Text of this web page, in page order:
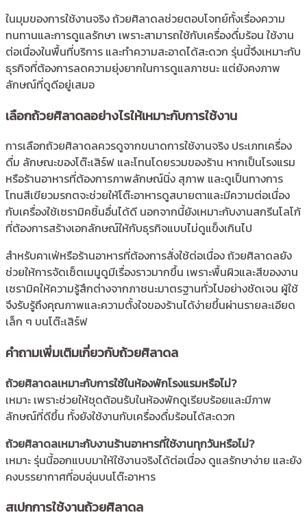
ในมุมของการใช้งานจริง ถ้วยศิลาดลช่วยตอบโจทย์ทั้งเรื่องความ
ทนทานและการดูแลรักษา เพราะสามารถใช้กับเครื่องดื่มร้อน ใช้งาน
ต่อเนื่องในพื้นที่บริการ และทำความสะอาดได้สะดวก รุ่นนี้จึงเหมาะกับ
ธุรกิจที่ต้องการลดความยุ่งยากในการดูแลภาชนะ แต่ยังคงภาพ
ลักษณ์ที่ดูดีอยู่เสมอ
เลือกถ้วยศิลาดลอย่างไรให้เหมาะกับการใช้งาน
การเลือกถ้วยศิลาดลควรดูจากขนาดการใช้งานจริง ประเภทเครื่อง
ดื่ม ลักษณะของโต๊ะเสิร์ฟ และโทนโดยรวมของร้าน หากเป็นโรงแรม
หรือร้านอาหารที่ต้องการภาพลักษณ์นิ่ง สุภาพ และดูเป็นทางการ
โทนสีเขียวมรกตจะช่วยให้โต๊ะอาหารดูสบายตาและมีความต่อเนื่อง
กับเครื่องใช้เซรามิคชิ้นอื่นได้ดี นอกจากนี้ยังเหมาะกับงานสกรีนโลโก้
ที่ต้องการสร้างเอกลักษณ์ให้กับธุรกิจแบบไม่ดูแข็งเกินไป
สำหรับคาเฟ่หรือร้านอาหารที่ต้องการสั่งใช้ต่อเนื่อง ถ้วยศิลาดลยัง
ช่วยให้การจัดเซ็ตเมนูดูมีเรื่องราวมากขึ้น เพราะพื้นผิวและสีของงาน
เซรามิคให้ความรู้สึกต่างจากภาชนะมาตรฐานทั่วไปอย่างชัดเจน ผู้ใช้
จึงรับรู้ถึงคุณภาพและความตั้งใจของร้านได้ง่ายขึ้นผ่านรายละเอียด
เล็ก ๆ บนโต๊ะเสิร์ฟ
คำถามเพิ่มเติมเกี่ยวกับถ้วยศิลาดล
ถ้วยศิลาดลเหมาะกับการใช้ในห้องพักโรงแรมหรือไม่?
เหมาะ เพราะช่วยให้ชุดต้อนรับในห้องพักดูเรียบร้อยและมีภาพ
ลักษณ์ที่ดีขึ้น ทั้งยังใช้งานกับเครื่องดื่มร้อนได้สะดวก
ถ้วยศิลาดลเหมาะกับงานร้านอาหารที่ใช้งานทุกวันหรือไม่?
เหมาะ รุ่นนี้ออกแบบมาให้ใช้งานจริงได้ต่อเนื่อง ดูแลรักษาง่าย และยัง
คงบรรยากาศที่อบอุ่นบนโต๊ะอาหาร
สเปกการใช้งานถ้วยศิลาดล